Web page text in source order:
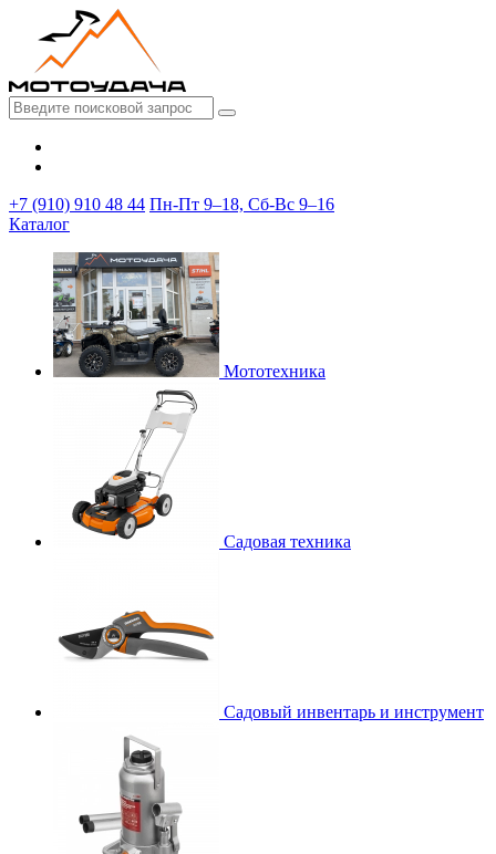
+7 (910) 910 48 44 Пн-Пт 9–18, Сб-Вс 9–16
Каталог
Мототехника
Садовая техника
Садовый инвентарь и инструмент